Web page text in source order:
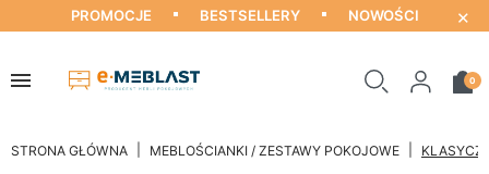
PROMOCJE BESTSELLERY NOWOŚCI ×
0
STRONA GŁÓWNA MEBLOŚCIANKI / ZESTAWY POKOJOWE